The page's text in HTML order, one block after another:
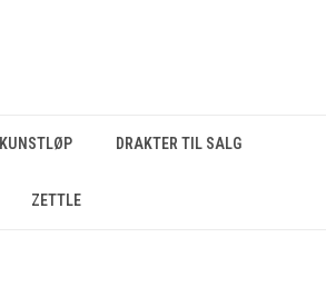
KUNSTLØP DRAKTER TIL SALG
ZETTLE